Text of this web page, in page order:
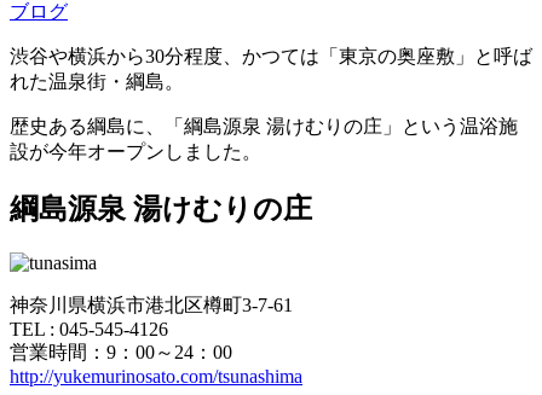
ブログ
渋谷や横浜から30分程度、かつては「東京の奥座敷」と呼ば
れた温泉街・綱島。
歴史ある綱島に、「綱島源泉 湯けむりの庄」という温浴施
設が今年オープンしました。
綱島源泉 湯けむりの庄
神奈川県横浜市港北区樽町3-7-61
TEL : 045-545-4126
営業時間：9：00～24：00
http://yukemurinosato.com/tsunashima